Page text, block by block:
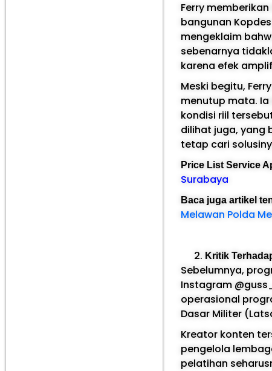
Ferry
bangunan
mengeklaim
sebenarnya
karena efek
Meski begitu,
menutup mata.
kondisi riil
dilihat juga, yang
tetap cari
Price List Service
Surabaya
Baca juga artikel
Melawan Polda
Kritik
Sebelumnya,
Instagram
operasional
Dasar Militer
Kreator konten
pengelola
pelatihan